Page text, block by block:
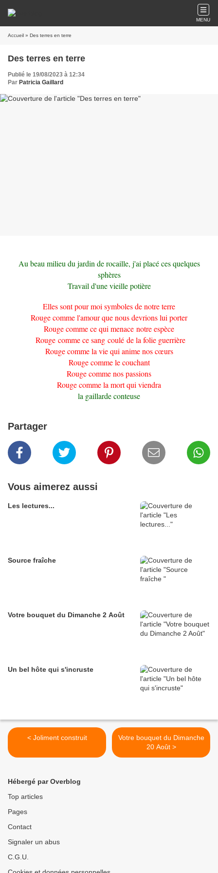
MENU
Accueil » Des terres en terre
Des terres en terre
Publié le 19/08/2023 à 12:34
Par Patricia Gaillard
Au beau milieu du jardin de rocaille, j'ai placé ces quelques
sphères
Travail d'une vieille potière
Elles sont pour moi symboles de notre terre
Rouge comme l'amour que nous devrions lui porter
Rouge comme ce qui menace notre espèce
Rouge comme ce sang coulé de la folie guerrière
Rouge comme la vie qui anime nos cœurs
Rouge comme le couchant
Rouge comme nos passions
Rouge comme la mort qui viendra
la gaillarde conteuse
Partager
Vous aimerez aussi
Les lectures...
Source fraîche
Votre bouquet du Dimanche 2 Août
Un bel hôte qui s'incruste
< Joliment construit
Votre bouquet du Dimanche
20 Août >
Hébergé par Overblog
Top articles
Pages
Contact
Signaler un abus
C.G.U.